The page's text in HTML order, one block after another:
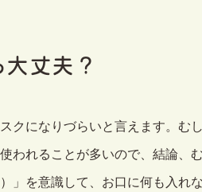
丈夫？
クになりづらいと言えます。む
われることが多いので、結論、
」を意識して、お口に何も入れ